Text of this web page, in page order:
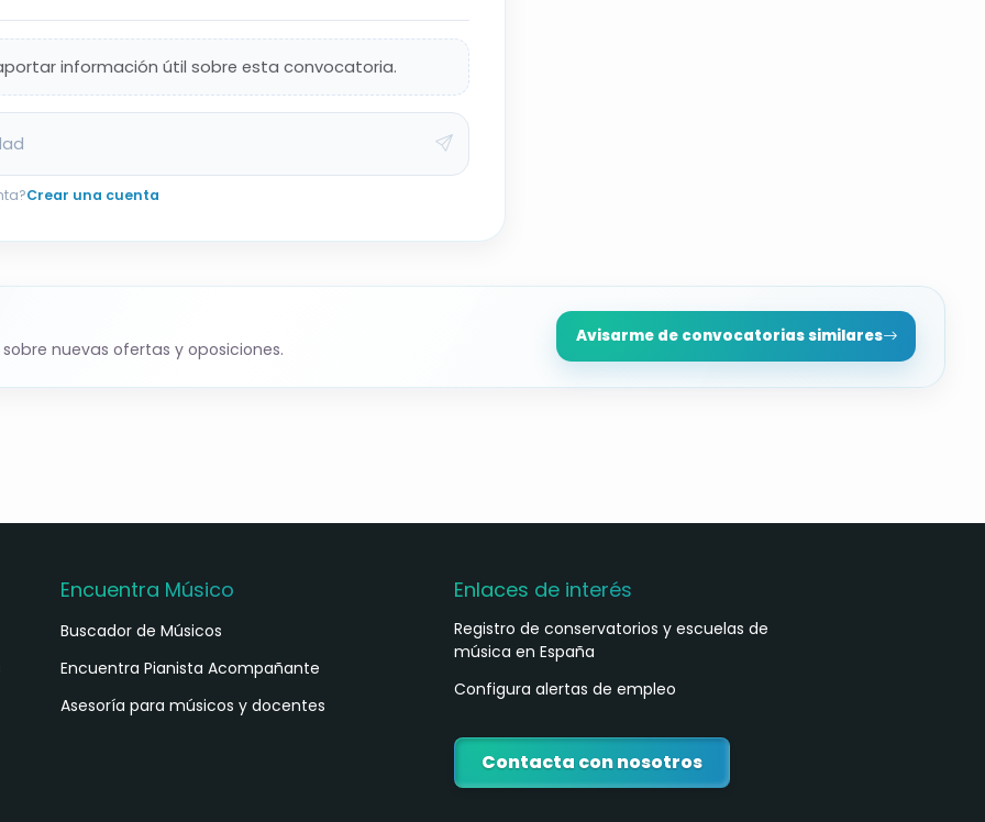
información útil sobre esta convocatoria.
Crear una cuenta
nuevas ofertas y oposiciones.
Avisarme de convocatorias similares
Encuentra Músico
Buscador de Músicos
Encuentra Pianista Acompañante
Asesoría para músicos y docentes
Enlaces de interés
Registro de conservatorios y escuelas de
música en España
Configura alertas de empleo
Contacta con nosotros